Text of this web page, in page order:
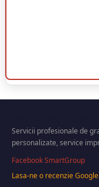
Servicii profesionale de
personalizate, service
Facebook SmartGroup
Lasa-ne o recenzie Google